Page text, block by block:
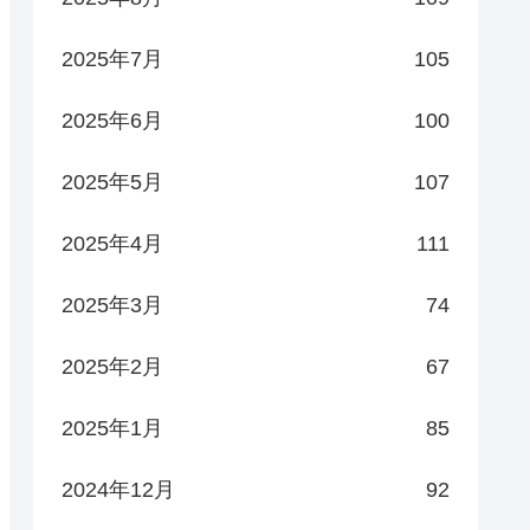
2025年7月 105
2025年6月 100
2025年5月 107
2025年4月 111
2025年3月 74
2025年2月 67
2025年1月 85
2024年12月 92